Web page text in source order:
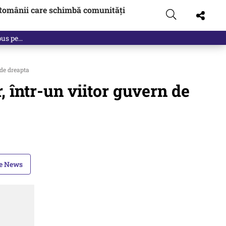
care schimbă comunități
pe…
dreapta
într-un viitor guvern de
News